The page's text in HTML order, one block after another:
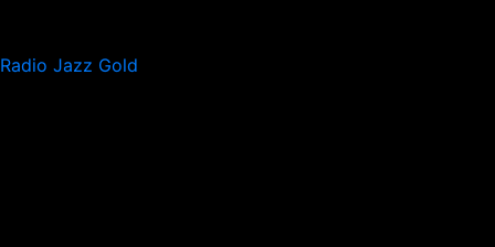
Radio Jazz Gold